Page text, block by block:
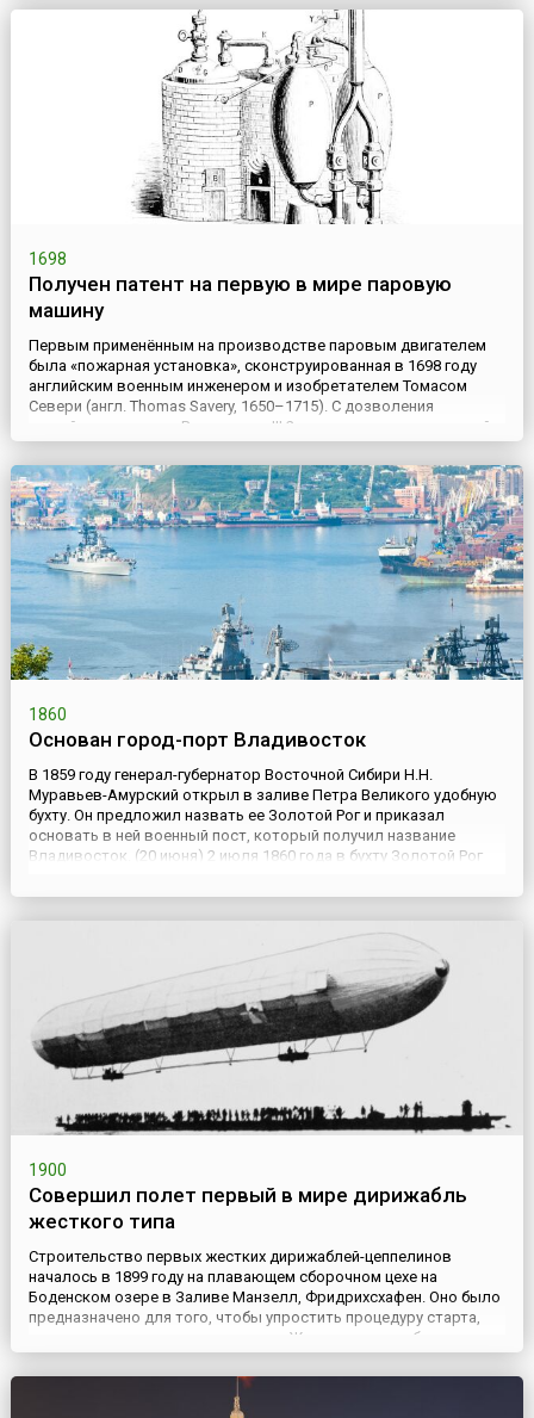
однако объявлял себя врагом всей официальной
администрации – вое...
1698
Получен патент на первую в мире паровую
машину
Первым применённым на производстве паровым двигателем
была «пожарная установка», сконструированная в 1698 году
английским военным инженером и изобретателем Томасом
Севери (англ. Thomas Savery, 1650–1715). С дозволения
английского короля Вильгельма III 2 июля того же года ученый
получил патент на своё устройство. Патентная заявка гласила:
«Это новое изобретение для подъема воды и получения движ...
1860
Основан город-порт Владивосток
В 1859 году генерал-губернатор Восточной Сибири Н.Н.
Муравьев-Амурский открыл в заливе Петра Великого удобную
бухту. Он предложил назвать ее Золотой Рог и приказал
основать в ней военный пост, который получил название
Владивосток. (20 июня) 2 июля 1860 года в бухту Золотой Рог
капитан-лейтенант Алексей Шефнер. На берег высадились 3
1900
Совершил полет первый в мире дирижабль
жесткого типа
Строительство первых жестких дирижаблей-цеппелинов
началось в 1899 году на плавающем сборочном цехе на
Боденском озере в Заливе Манзелл, Фридрихсхафен. Оно было
предназначено для того, чтобы упростить процедуру старта,
поскольку цех мог плыть по ветру. Жесткие дирижабли
отличались от мягких и полужестких тем, что их прорезиненная
оболочка не раздувалась подъемным водородом, а была